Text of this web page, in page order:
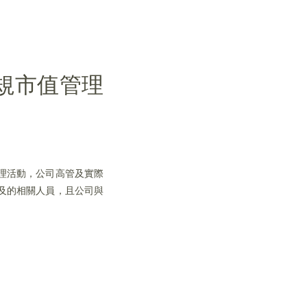
市值管理
活動，公司高管及實際
的相關人員，且公司與